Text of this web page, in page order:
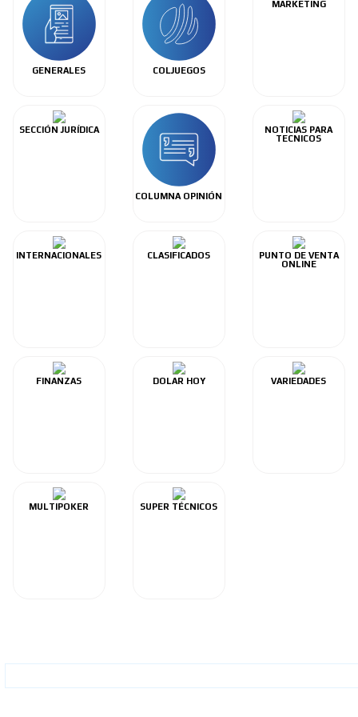
GENERALES COLJUEGOS
MARKETING
SECCIÓN JURÍDICA
COLUMNA OPINIÓN
NOTICIAS PARA
TECNICOS
INTERNACIONALES CLASIFICADOS
PUNTO DE VENTA
ONLINE
FINANZAS DOLAR HOY VARIEDADES
MULTIPOKER SUPER TÉCNICOS